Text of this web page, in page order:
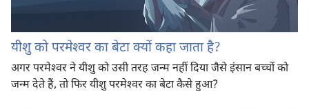
यीशु को परमेश्‍वर का बेटा क्यों कहा जाता है?
अगर परमेश्‍वर ने यीशु को उसी तरह जन्म नहीं दिया जैसे इंसान बच्चों को
जन्म देते हैं, तो फिर यीशु परमेश्‍वर का बेटा कैसे हुआ?